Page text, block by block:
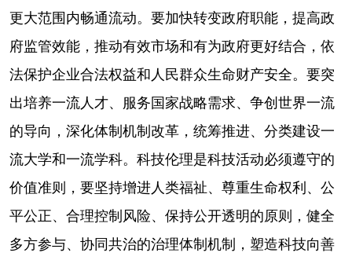
更大范围内畅通流动。要加快转变政府职能，提高政
府监管效能，推动有效市场和有为政府更好结合，依
法保护企业合法权益和人民群众生命财产安全。要突
出培养一流人才、服务国家战略需求、争创世界一流
的导向，深化体制机制改革，统筹推进、分类建设一
流大学和一流学科。科技伦理是科技活动必须遵守的
价值准则，要坚持增进人类福祉、尊重生命权利、公
平公正、合理控制风险、保持公开透明的原则，健全
多方参与、协同共治的治理体制机制，塑造科技向善